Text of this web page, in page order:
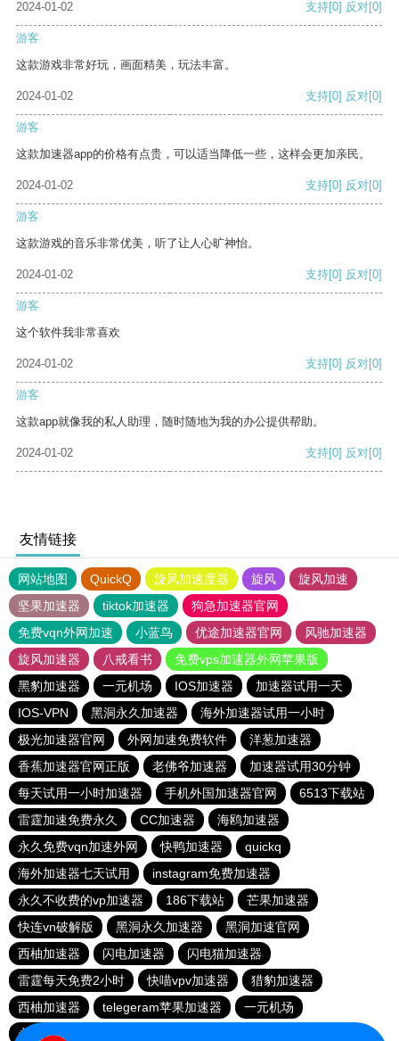
2024-01-02
支持[0] 反对[0]
游客
这款游戏非常好玩，画面精美，玩法丰富。
2024-01-02 支持[0] 反对[0]
游客
这款加速器app的价格有点贵，可以适当降低一些，这样会更加亲民。
2024-01-02 支持[0] 反对[0]
游客
这款游戏的音乐非常优美，听了让人心旷神怡。
2024-01-02 支持[0] 反对[0]
游客
这个软件我非常喜欢
2024-01-02 支持[0] 反对[0]
游客
这款app就像我的私人助理，随时随地为我的办公提供帮助。
2024-01-02 支持[0] 反对[0]
友情链接
网站地图 QuickQ 旋风加速度器 旋风
旋风加速
坚果加速器
tiktok加速器
狗急加速器官网
免费vqn外网加速
小蓝鸟 优途加速器官网
风驰加速器
旋风加速器
八戒看书
免费vps加速器外网苹果版
黑豹加速器
一元机场 IOS加速器
加速器试用一天
IOS-VPN
黑洞永久加速器
海外加速器试用一小时
极光加速器官网
外网加速免费软件
洋葱加速器
香蕉加速器官网正版
老佛爷加速器
加速器试用30分钟
每天试用一小时加速器
手机外国加速器官网
6513下载站
雷霆加速免费永久
CC加速器
海鸥加速器
永久免费vqn加速外网
快鸭加速器
quickq
海外加速器七天试用
instagram免费加速器
永久不收费的vp加速器
186下载站
芒果加速器
快连vn破解版
黑洞永久加速器
黑洞加速官网
西柚加速器
闪电加速器
闪电猫加速器
雷霆每天免费2小时
快喵vpv加速器
猎豹加速器
西柚加速器
telegeram苹果加速器
一元机场
永久不收费的nvp加速器